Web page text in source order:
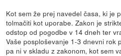
Kot sem že prej navedel časa, ki je
tolmačiti kot uporabe. Zakon je
odstop od pogodbe v 14 dneh ter
Vaše posploševanje 1-3 dnevni rok
pa ni v skladu z zakonom, kot sem